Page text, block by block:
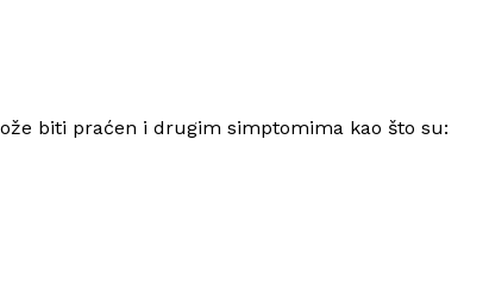
biti praćen i drugim simptomima kao što su: